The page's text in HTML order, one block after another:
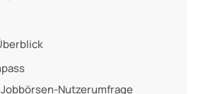
Nutzerumfrage